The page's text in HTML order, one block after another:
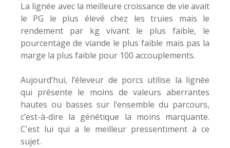
La lignée avec la meilleure croissance de vie avait
le PG le plus élevé chez les truies mais le
rendement par kg vivant le plus faible, le
pourcentage de viande le plus faible mais pas la
marge la plus faible pour 100 accouplements.
Aujourd’hui, l’éleveur de porcs utilise la lignée
qui présente le moins de valeurs aberrantes
hautes ou basses sur l’ensemble du parcours,
c’est-à-dire la génétique la moins marquante.
C'est lui qui a le meilleur pressentiment à ce
sujet.